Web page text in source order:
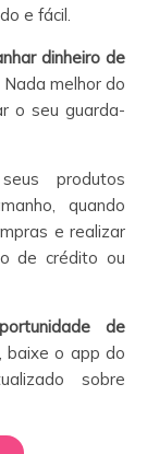
e fácil.
dinheiro de
Nada melhor do
o seu guarda-
produtos
quando
e realizar
de crédito ou
de
o app do
sobre